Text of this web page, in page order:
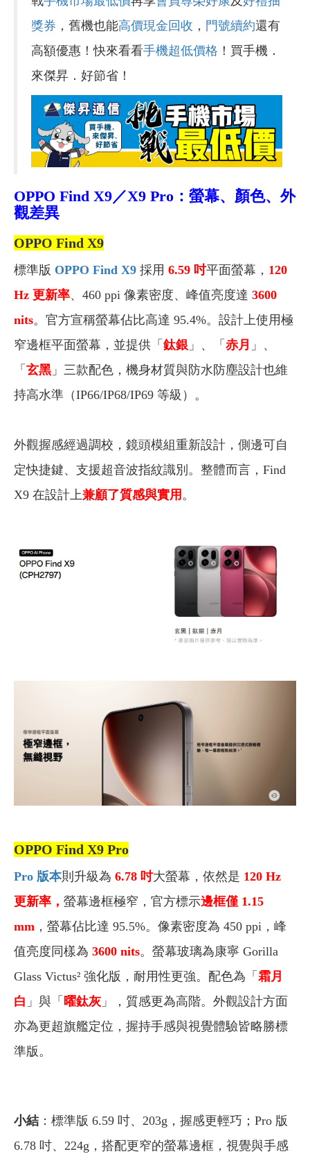
獎券 ，舊機也能高價現金回收 ， 門號續約還有
高額優惠！快來看看手機超低價格 ！買手機．
來傑昇．好節省！
OPPO Find X9／X9 Pro：螢幕、顏色、外
觀差異
OPPO Find X9
標準版 OPPO Find X9 採用 6.59 吋平面螢幕， 120
Hz 更新率、460 ppi 像素密度、峰值亮度達 3600
nits。官方宣稱螢幕佔比高達 95.4%。設計上使用極
窄邊框平面螢幕，並提供「 鈦銀 」、「 赤月 」、
「 玄黑 」三款配色，機身材質與防水防塵設計也維
持高水準（IP66/IP68/IP69 等級）。
外觀握感經過調校，鏡頭模組重新設計，側邊可自
定快捷鍵、支援超音波指紋識別。整體而言，Find
X9 在設計上兼顧了質感與實用 。
OPPO Find X9 Pro
Pro 版本則升級為 6.78 吋大螢幕，依然是 120 Hz
更新率， 螢幕邊框極窄，官方標示邊框僅 1.15
mm ，螢幕佔比達 95.5%。像素密度為 450 ppi，峰
值亮度同樣為 3600 nits。螢幕玻璃為康寧 Gorilla
Glass Victus² 強化版，耐用性更強。配色為「 霜月
白 」與「 曜鈦灰 」，質感更為高階。外觀設計方面
亦為更超旗艦定位，握持手感與視覺體驗皆略勝標
準版。
小結 ：標準版 6.59 吋、203g，握感更輕巧；Pro 版
6.78 吋、224g，搭配更窄的螢幕邊框，視覺與手感